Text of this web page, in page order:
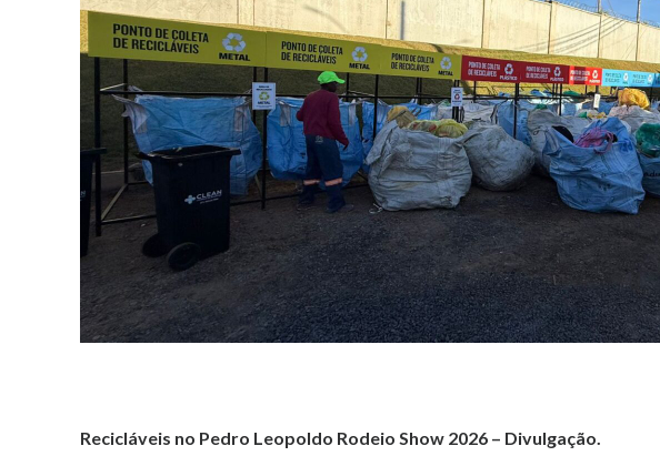
Recicláveis no Pedro Leopoldo Rodeio Show 2026 – Divulgação.